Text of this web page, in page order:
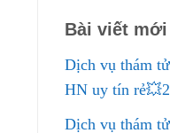
Bài viết mới
Dịch vụ thám
HN uy tín
Dịch vụ thám